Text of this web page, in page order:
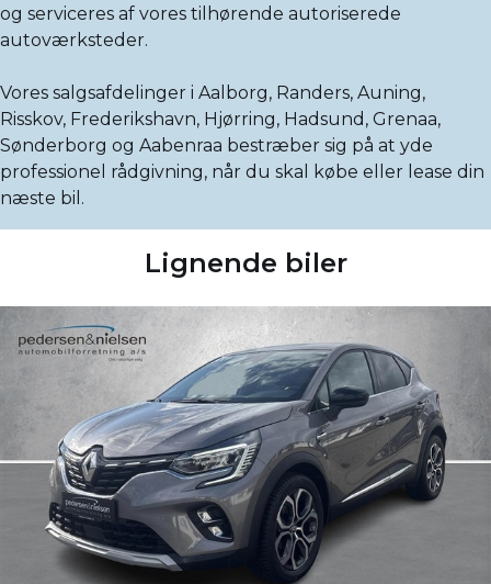
og serviceres af vores tilhørende autoriserede
autoværksteder.
Vores salgsafdelinger i Aalborg, Randers, Auning,
Risskov, Frederikshavn, Hjørring, Hadsund, Grenaa,
Sønderborg og Aabenraa bestræber sig på at yde
professionel rådgivning, når du skal købe eller lease din
næste bil.
Lignende biler